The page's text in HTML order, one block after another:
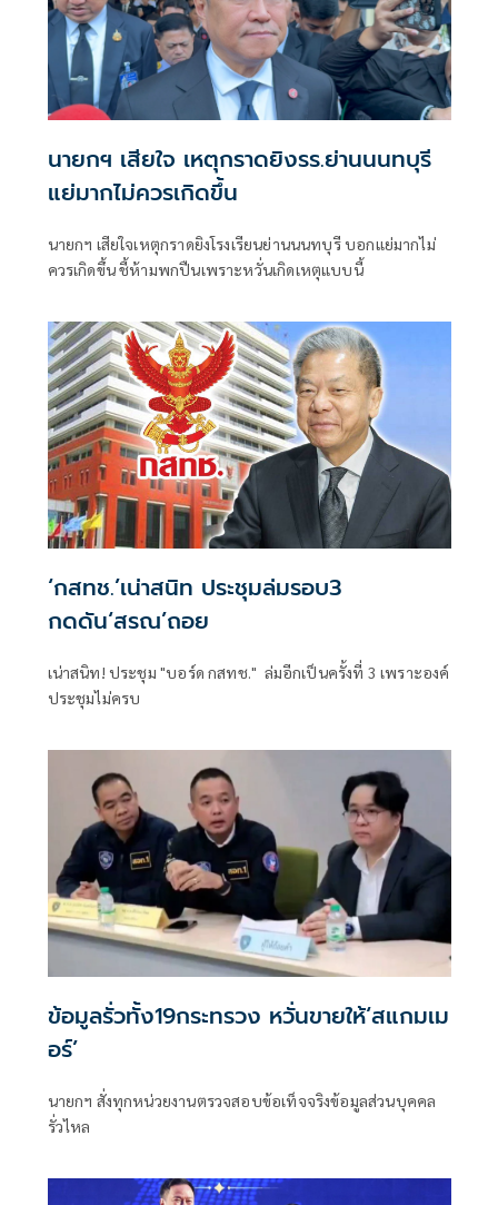
นายกฯ เสียใจ เหตุกราดยิงรร.ย่านนนทบุรี
แย่มากไม่ควรเกิดขึ้น
นายกฯ เสียใจเหตุกราดยิงโรงเรียนย่านนนทบุรี บอกแย่มากไม่
ควรเกิดขึ้น ชี้ห้ามพกปืนเพราะหวั่นเกิดเหตุแบบนี้
‘กสทช.’เน่าสนิท ประชุมล่มรอบ3
กดดัน‘สรณ’ถอย
เน่าสนิท! ประชุม "บอร์ด กสทช." ล่มอีกเป็นครั้งที่ 3 เพราะองค์
ประชุมไม่ครบ
ข้อมูลรั่วทั้ง19กระทรวง หวั่นขายให้‘สแกมเม
อร์’
นายกฯ สั่งทุกหน่วยงานตรวจสอบข้อเท็จจริงข้อมูลส่วนบุคคล
รั่วไหล